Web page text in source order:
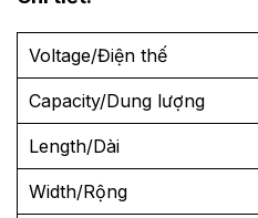
Voltage/Điện thế
Capacity/Dung lượng
Length/Dài
Width/Rộng